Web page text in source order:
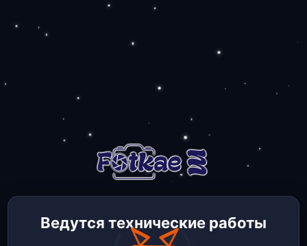
Ведутся технические работы